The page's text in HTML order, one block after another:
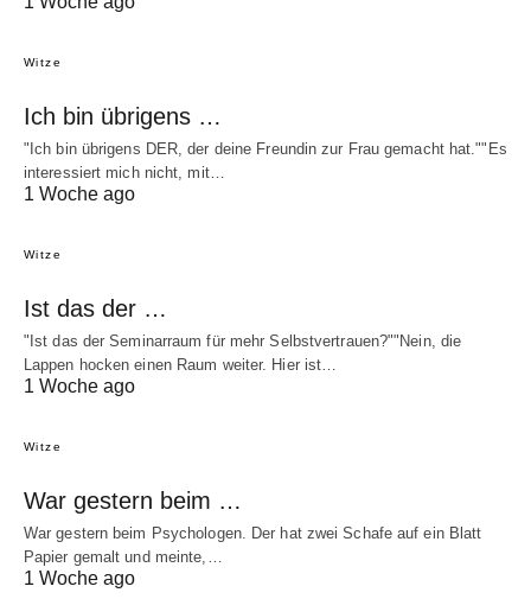
Witze
Ich bin übrigens …
"Ich bin übrigens DER, der deine Freundin zur Frau gemacht hat.""Es
interessiert mich nicht, mit…
1 Woche ago
Witze
Ist das der …
"Ist das der Seminarraum für mehr Selbstvertrauen?""Nein, die
Lappen hocken einen Raum weiter. Hier ist…
1 Woche ago
Witze
War gestern beim …
War gestern beim Psychologen. Der hat zwei Schafe auf ein Blatt
Papier gemalt und meinte,…
1 Woche ago